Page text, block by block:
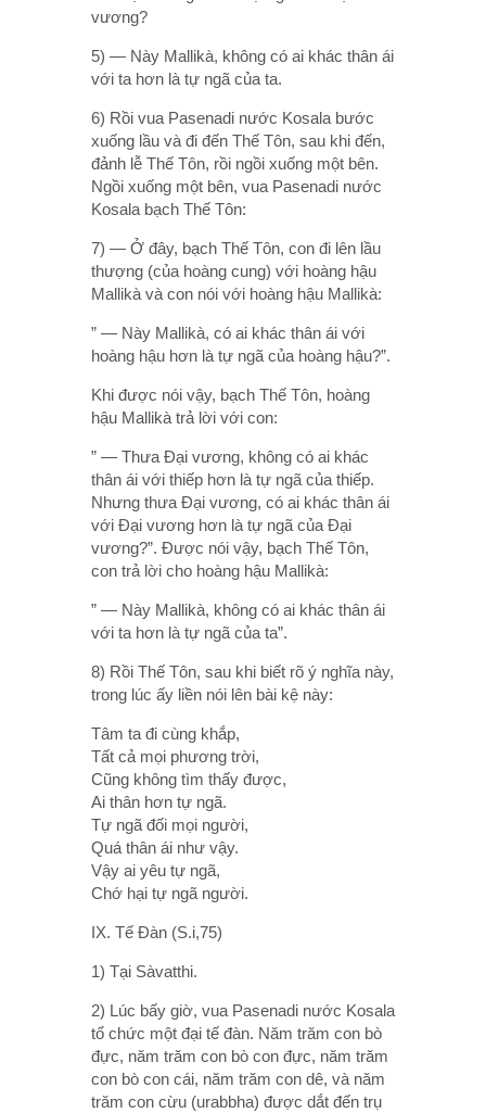
vương?
5) — Này Mallikà, không có ai khác thân ái
với ta hơn là tự ngã của ta.
6) Rồi vua Pasenadi nước Kosala bước
xuống lầu và đi đến Thế Tôn, sau khi đến,
đảnh lễ Thế Tôn, rồi ngồi xuống một bên.
Ngồi xuống một bên, vua Pasenadi nước
Kosala bạch Thế Tôn:
7) — Ở đây, bạch Thế Tôn, con đi lên lầu
thượng (của hoàng cung) với hoàng hậu
Mallikà và con nói với hoàng hậu Mallikà:
” — Này Mallikà, có ai khác thân ái với
hoàng hậu hơn là tự ngã của hoàng hậu?”.
Khi được nói vậy, bạch Thế Tôn, hoàng
hậu Mallikà trả lời với con:
” — Thưa Ðại vương, không có ai khác
thân ái với thiếp hơn là tự ngã của thiếp.
Nhưng thưa Ðại vương, có ai khác thân ái
với Ðại vương hơn là tự ngã của Ðại
vương?”. Ðược nói vậy, bạch Thế Tôn,
con trả lời cho hoàng hậu Mallikà:
” — Này Mallikà, không có ai khác thân ái
với ta hơn là tự ngã của ta”.
8) Rồi Thế Tôn, sau khi biết rõ ý nghĩa này,
trong lúc ấy liền nói lên bài kệ này:
Tâm ta đi cùng khắp,
Tất cả mọi phương trời,
Cũng không tìm thấy được,
Ai thân hơn tự ngã.
Tự ngã đối mọi người,
Quá thân ái như vậy.
Vậy ai yêu tự ngã,
Chớ hại tự ngã người.
IX. Tế Ðàn (S.i,75)
1) Tại Sàvatthi.
2) Lúc bấy giờ, vua Pasenadi nước Kosala
tổ chức một đại tế đàn. Năm trăm con bò
đực, năm trăm con bò con đực, năm trăm
con bò con cái, năm trăm con dê, và năm
trăm con cừu (urabbha) được dắt đến trụ